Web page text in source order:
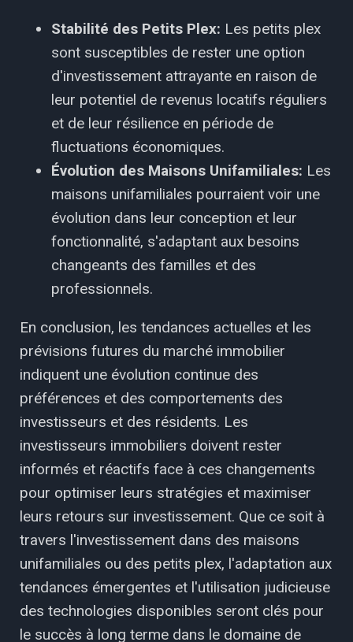
Stabilité des Petits Plex: Les petits plex
sont susceptibles de rester une option
d'investissement attrayante en raison de
leur potentiel de revenus locatifs réguliers
et de leur résilience en période de
fluctuations économiques.
Évolution des Maisons Unifamiliales: Les
maisons unifamiliales pourraient voir une
évolution dans leur conception et leur
fonctionnalité, s'adaptant aux besoins
changeants des familles et des
professionnels.
En conclusion, les tendances actuelles et les
prévisions futures du marché immobilier
indiquent une évolution continue des
préférences et des comportements des
investisseurs et des résidents. Les
investisseurs immobiliers doivent rester
informés et réactifs face à ces changements
pour optimiser leurs stratégies et maximiser
leurs retours sur investissement. Que ce soit à
travers l'investissement dans des maisons
unifamiliales ou des petits plex, l'adaptation aux
tendances émergentes et l'utilisation judicieuse
des technologies disponibles seront clés pour
le succès à long terme dans le domaine de